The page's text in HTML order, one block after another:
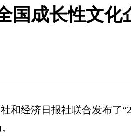
国成长性文化
经济日报社联合发布了